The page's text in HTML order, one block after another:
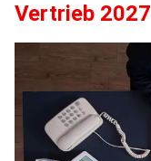
Vertrieb 2027